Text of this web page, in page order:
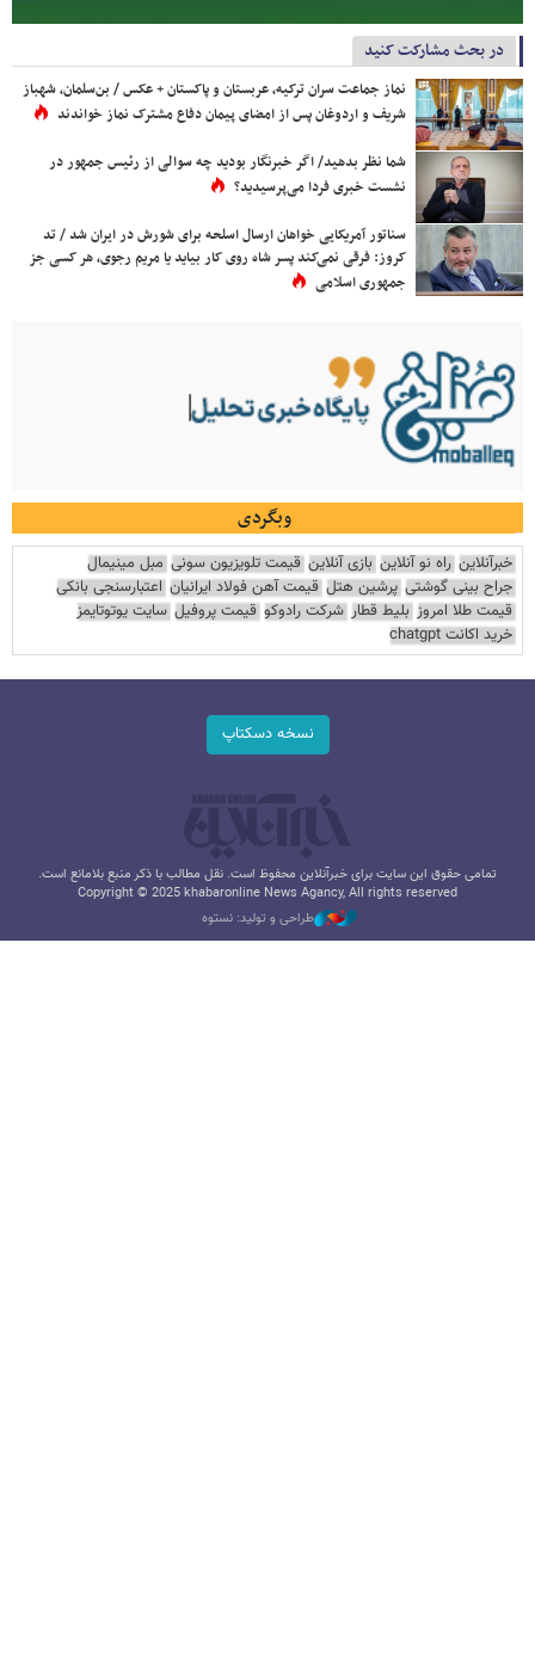
در بحث مشارکت کنید
نماز جماعت سران ترکیه، عربستان و پاکستان + عکس / بن‌سلمان، شهباز
شریف و اردوغان پس از امضای پیمان دفاع مشترک نماز خواندند
شما نظر بدهید/ اگر خبرنگار بودید چه سوالی از رئیس جمهور در
نشست خبری فردا می‌پرسیدید؟
سناتور آمریکایی خواهان ارسال اسلحه برای شورش در ایران شد / تد
کروز: فرقی نمی‌کند پسر شاه روی کار بیاید یا مریم رجوی، هر کسی جز
جمهوری اسلامی
وبگردی
خبرآنلاین راه نو آنلاین بازی آنلاین قیمت تلویزیون سونی مبل مینیمال
جراح بینی گوشتی پرشین هتل قیمت آهن فولاد ایرانیان اعتبارسنجی بانکی
قیمت طلا امروز بلیط قطار شرکت رادوکو قیمت پروفیل سایت یوتوتایمز
خرید اکانت chatgpt
نسخه دسکتاپ
تمامی حقوق این سایت برای خبرآنلاین محفوظ است. نقل مطالب با ذکر منبع بلامانع است.
Copyright © 2025 khabaronline News Agancy, All rights reserved
طراحی و تولید: نستوه